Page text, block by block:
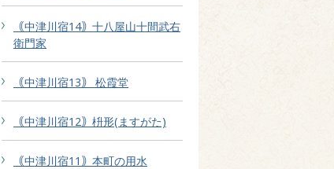
｟中津川宿14｠十八屋山十間武右
衛門家
｟中津川宿13｠ 松霞堂
｟中津川宿12｠枡形(ますがた)
｟中津川宿11｠本町の用水